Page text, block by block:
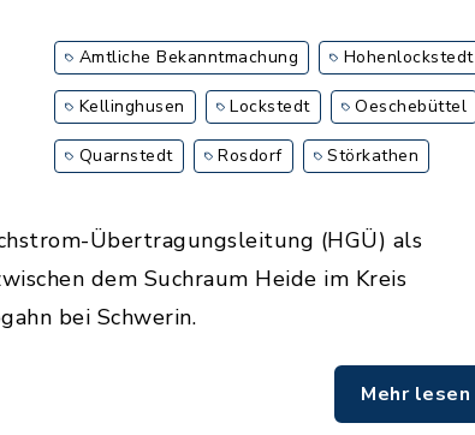
Amtliche Bekanntmachung Hohenlockstedt
Kellinghusen Lockstedt Oeschebüttel
Quarnstedt Rosdorf Störkathen
Übertragungsleitung (HGÜ) als
dem Suchraum Heide im Kreis
bei Schwerin.
Mehr lesen